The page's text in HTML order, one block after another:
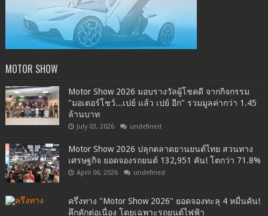
MOTOR SHOW
Motor Show 2026 มอบรางวัลผู้โชคดี จากกิจกรรม
"มอเตอร์โชว์...เปย์ แล้ว เปย์ อีก" รวมมูลค่ากว่า 1.45
ล้านบาท
July 03, 2026 undefined
Motor Show 2026 ปลุกตลาดยานยนต์ไทย สวนทาง
เศรษฐกิจ ยอดจองรถยนต์ 132,951 คัน! โตกว่า 71.8%
April 06, 2026 undefined
ครึ่งทาง "Motor Show 2026" ยอดจองทะลุ 4 หมื่นคัน!
คึกคักต่อเนื่อง โดยเฉพาะรถยนต์ไฟฟ้า